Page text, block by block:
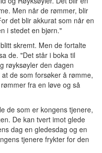
Men når de rømmer, blir
det blir akkurat som når en
i stedet en bjørn."
skremt. Men de fortalte
de. "Det står i boka til
røyksøyler den dagen
de som forsøker å rømme,
fra en løve og så
de som er kongens tjenere,
De kan tvert imot glede
dag en gledesdag og en
tjenere frykter for den